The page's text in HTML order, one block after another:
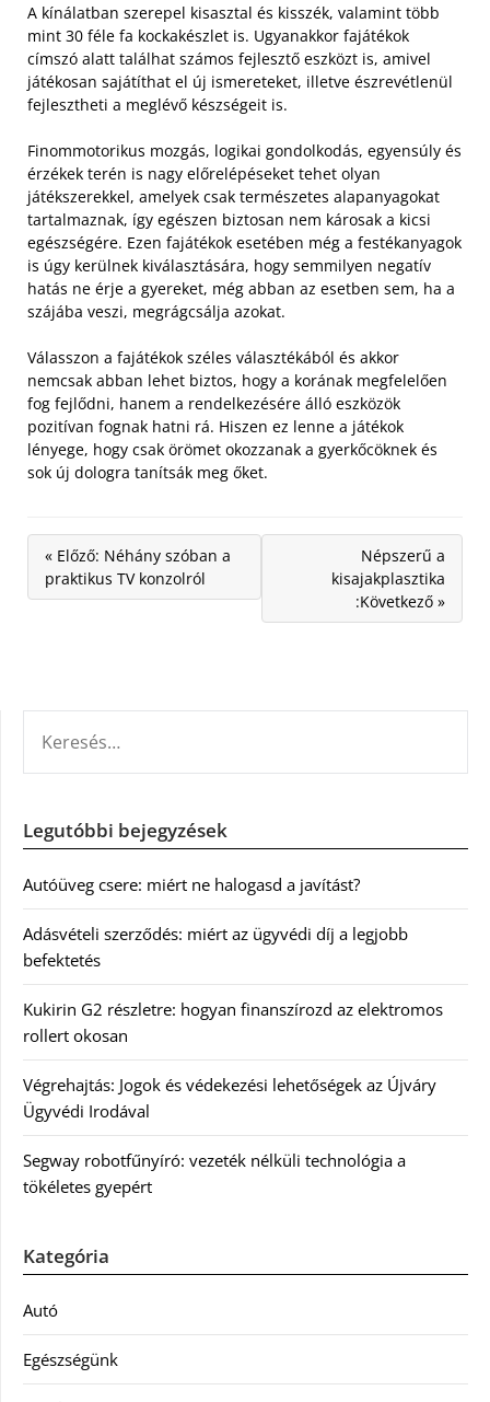
A kínálatban szerepel kisasztal és kisszék, valamint több
mint 30 féle fa kockakészlet is. Ugyanakkor fajátékok
címszó alatt találhat számos fejlesztő eszközt is, amivel
játékosan sajátíthat el új ismereteket, illetve észrevétlenül
fejlesztheti a meglévő készségeit is.
Finommotorikus mozgás, logikai gondolkodás, egyensúly és
érzékek terén is nagy előrelépéseket tehet olyan
játékszerekkel, amelyek csak természetes alapanyagokat
tartalmaznak, így egészen biztosan nem károsak a kicsi
egészségére. Ezen fajátékok esetében még a festékanyagok
is úgy kerülnek kiválasztására, hogy semmilyen negatív
hatás ne érje a gyereket, még abban az esetben sem, ha a
szájába veszi, megrágcsálja azokat.
Válasszon a fajátékok széles választékából és akkor
nemcsak abban lehet biztos, hogy a korának megfelelően
fog fejlődni, hanem a rendelkezésére álló eszközök
pozitívan fognak hatni rá. Hiszen ez lenne a játékok
lényege, hogy csak örömet okozzanak a gyerkőcöknek és
sok új dologra tanítsák meg őket.
« Előző: Néhány szóban a
praktikus TV konzolról
Népszerű a
kisajakplasztika
:Következő »
Legutóbbi bejegyzések
Autóüveg csere: miért ne halogasd a javítást?
Adásvételi szerződés: miért az ügyvédi díj a legjobb
befektetés
Kukirin G2 részletre: hogyan finanszírozd az elektromos
rollert okosan
Végrehajtás: Jogok és védekezési lehetőségek az Újváry
Ügyvédi Irodával
Segway robotfűnyíró: vezeték nélküli technológia a
tökéletes gyepért
Kategória
Autó
Egészségünk